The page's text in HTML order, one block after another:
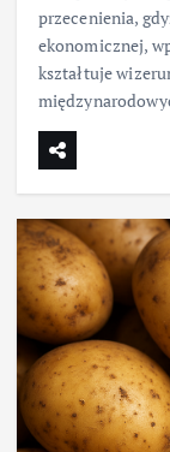
przecenienia,
ekonomicznej,
kształtuje